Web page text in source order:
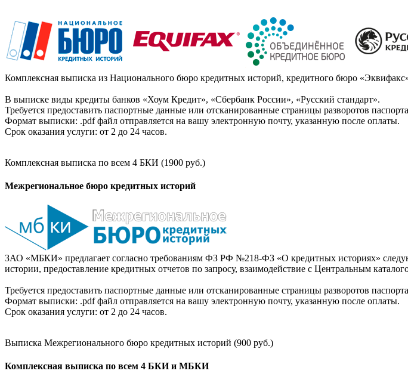
Комплексная выписка из Национального бюро кредитных историй, кредитного бюро
В выписке виды кредиты банков «Хоум Кредит», «Сбербанк России», «Русский стандарт».
Требуется предоставить паспортные данные или отсканированные страницы разворотов
Формат выписки: .pdf файл отправляется на вашу электронную почту, указанную после оплаты.
Срок оказания услуги: от 2 до 24 часов.
Комплексная выписка по всем 4 БКИ (1900 руб.)
Межрегиональное бюро кредитных историй
ЗАО «МБКИ» предлагает согласно требованиям ФЗ РФ №218-ФЗ «О кредитных историях»
истории, предоставление кредитных отчетов по запросу, взаимодействие с Центральным
Требуется предоставить паспортные данные или отсканированные страницы разворотов
Формат выписки: .pdf файл отправляется на вашу электронную почту, указанную после оплаты.
Срок оказания услуги: от 2 до 24 часов.
Выписка Межрегионального бюро кредитных историй (900 руб.)
Комплексная выписка по всем 4 БКИ и МБКИ